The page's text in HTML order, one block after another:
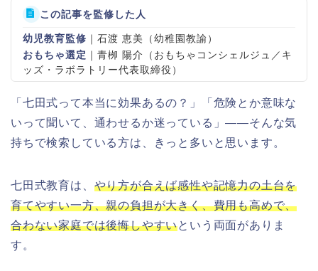
この記事を監修した人
幼児教育監修 ｜石渡 恵美（幼稚園教諭）
おもちゃ選定 ｜青栁 陽介（おもちゃコンシェルジュ／キ
ッズ・ラボラトリー代表取締役）
「七田式って本当に効果あるの？」「危険とか意味な
いって聞いて、通わせるか迷っている」——そんな気
持ちで検索している方は、きっと多いと思います。
七田式教育は、 やり方が合えば感性や記憶力の土台を
育てやすい一方、親の負担が大きく、費用も高めで、
合わない家庭では後悔しやすいという両面がありま
す。